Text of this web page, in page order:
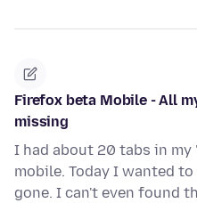
Firefox beta Mobile - All
missing
I had about 20 tabs in
mobile. Today I wanted
gone. I can't even found